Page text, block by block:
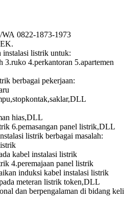
0822-1873-1973
instalasi listrik untuk:
3.ruko 4.perkantoran 5.apartemen
berbagai pekerjaan:
hias,DLL
6.pemasangan panel listrik,DLL
listrik berbagai masalah:
kabel instalasi listrik
4.peremajaan panel listrik
induksi kabel instalasi listrik
meteran listrik token,DLL
dan berpengalaman di bidang